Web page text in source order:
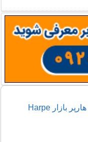
عکس های کریستی استوارت برای مجله هارپر بازار Harpe